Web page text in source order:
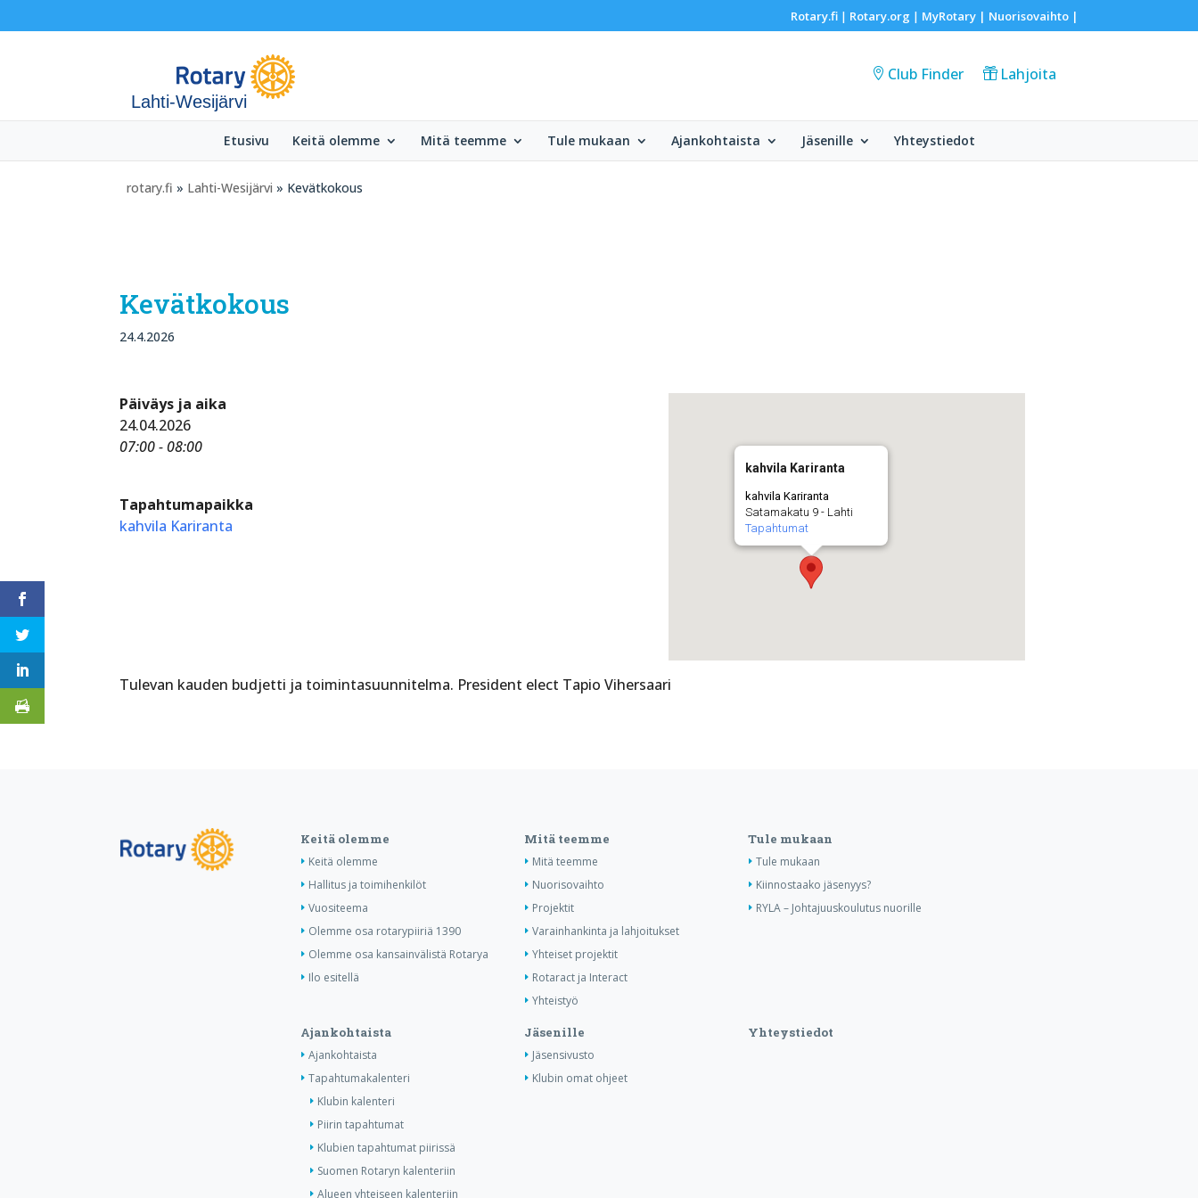
Rotary.fi| Rotary.org | MyRotary | Nuorisovaihto|
Lahti-Wesijärvi
Club Finder Lahjoita
Etusivu Keitä olemme Mitä teemme Tule mukaan Ajankohtaista Jäsenille Yhteystiedot
rotary.fi » Lahti-Wesijärvi » Kevätkokous
Kevätkokous
24.4.2026
kahvila Kariranta
kahvila Kariranta
Satamakatu 9 - Lahti
Tapahtumat
Päiväys ja aika
24.04.2026
07:00 - 08:00
Tapahtumapaikka
kahvila Kariranta
Tulevan kauden budjetti ja toimintasuunnitelma. President elect Tapio Vihersaari
Keitä olemme
Keitä olemme
Hallitus ja toimihenkilöt
Vuositeema
Olemme osa rotarypiiriä 1390
Olemme osa kansainvälistä Rotarya
Ilo esitellä
Mitä teemme
Mitä teemme
Nuorisovaihto
Projektit
Varainhankinta ja lahjoitukset
Yhteiset projektit
Rotaract ja Interact
Yhteistyö
Tule mukaan
Tule mukaan
Kiinnostaako jäsenyys?
RYLA – Johtajuuskoulutus nuorille
Ajankohtaista
Ajankohtaista
Tapahtumakalenteri
Klubin kalenteri
Piirin tapahtumat
Klubien tapahtumat piirissä
Suomen Rotaryn kalenteriin
Alueen yhteiseen kalenteriin
Jäsenille
Jäsensivusto
Klubin omat ohjeet
Yhteystiedot